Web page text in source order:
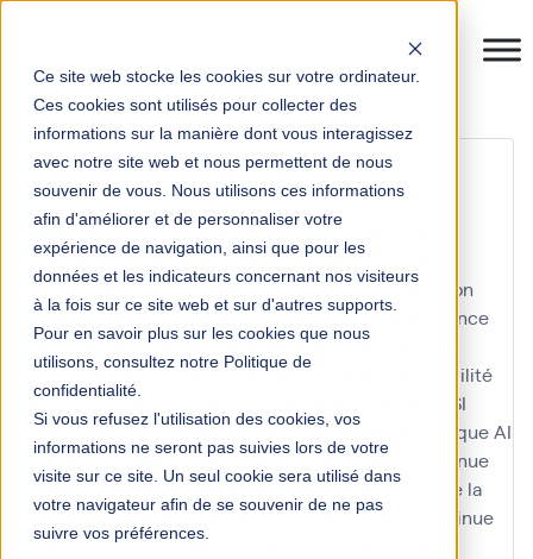
Ce site web stocke les cookies sur votre ordinateur.
Ces cookies sont utilisés pour collecter des
informations sur la manière dont vous interagissez
avec notre site web et nous permettent de nous
souvenir de vous. Nous utilisons ces informations
afin d'améliorer et de personnaliser votre
expérience de navigation, ainsi que pour les
données et les indicateurs concernant nos visiteurs
à la fois sur ce site web et sur d'autres supports.
Pour en savoir plus sur les cookies que nous
utilisons, consultez notre Politique de
confidentialité.
Si vous refusez l'utilisation des cookies, vos
informations ne seront pas suivies lors de votre
visite sur ce site. Un seul cookie sera utilisé dans
votre navigateur afin de se souvenir de ne pas
suivre vos préférences.
infographie
10KM Paris accompagnementaccompagnement
Anaplan accompagnement IFSachatsacquisition
acteuracteur clé actualité actualitésadministration
administration des ventesadoption utilisateur
agence
nationale de la rechercheAgents IA SAP ERP
agilité agilité à l'échelle agilité de l'organisation
agilité
des organisations
agilité du SI
agilité du système d'information agilité technologiqueAI
aide au choix AIFE amélioration amélioration continue
amélioration de l'expérience client amélioration de la
performanceamélioration de la performance continue
amélioration en continu